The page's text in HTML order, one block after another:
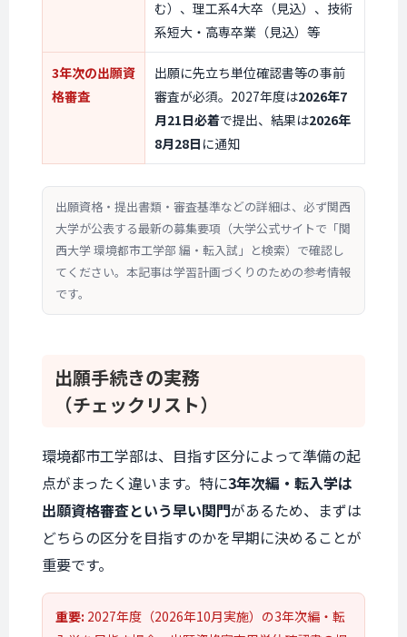
む）、理工系4大卒（見込）、技術
系短大・高専卒業（見込）等
3年次の出願資
格審査
出願に先立ち単位確認書等の事前
審査が必須。2027年度は2026年7
月21日必着で提出、結果は2026年
8月28日 に通知
出願資格・提出書類・審査基準などの詳細は、必ず関西
大学が公表する最新の募集要項（大学公式サイトで「関
西大学 環境都市工学部 編・転入試」と検索）で確認し
てください。本記事は学習計画づくりのための参考情報
です。
出願手続きの実務
（チェックリスト）
環境都市工学部は、目指す区分によって準備の起
点がまったく違います。特に3年次編・転入学は
出願資格審査という早い関門があるため、まずは
どちらの区分を目指すのかを早期に決めることが
重要です。
重要: 2027年度（2026年10月実施）の3年次編・転